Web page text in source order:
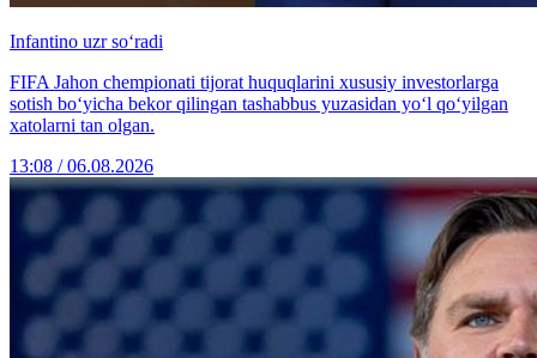
Infantino uzr so‘radi
FIFA Jahon chempionati tijorat huquqlarini xususiy investorlarga
sotish bo‘yicha bekor qilingan tashabbus yuzasidan yo‘l qo‘yilgan
xatolarni tan olgan.
13:08 / 06.08.2026